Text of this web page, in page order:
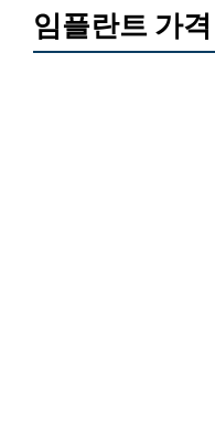
임플란트 가격